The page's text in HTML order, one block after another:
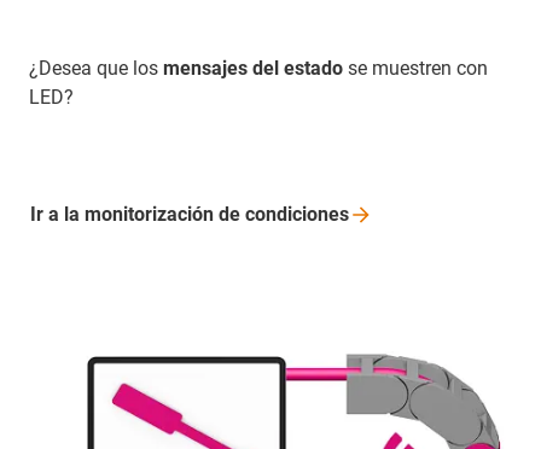
¿Desea que los mensajes del estado se muestren con
LED?
Ir a la monitorización de condiciones